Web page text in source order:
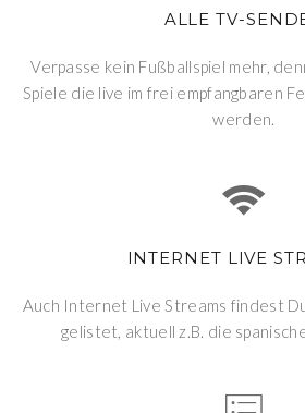
ALLE TV-
Verpasse kein Fußballspiel mehr,
Spiele die live im frei empfangbaren
werden.
INTERNET LIVE
Auch Internet Live Streams findest
gelistet, aktuell z.B. die